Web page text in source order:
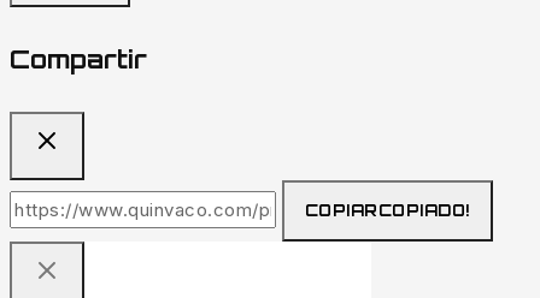
Compartir
COPIARCOPIADO!